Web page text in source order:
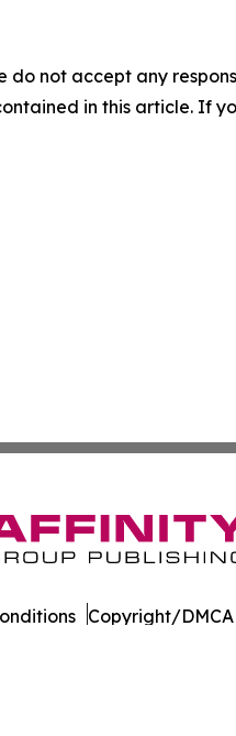
do not accept any
in this article. If
Copyright/